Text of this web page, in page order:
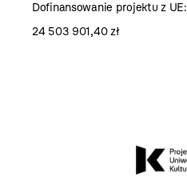
Dofinansowanie projektu z UE:
24 503 901,40 zł